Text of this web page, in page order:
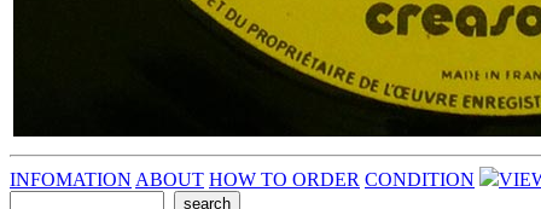
INFOMATION ABOUT HOW TO ORDER CONDITION